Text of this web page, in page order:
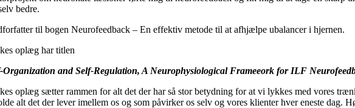
bedre.
til bogen Neurofeedback – En effektiv metode til at afhjælpe ubalancer i hjernen.
oplæg har titlen
Organization and Self-Regulation, A Neurophysiological Frameeork for ILF
oplæg sætter rammen for alt det der har så stor betydning for at vi lykkes med vores
alt det der lever imellem os og som påvirker os selv og vores klienter hver eneste